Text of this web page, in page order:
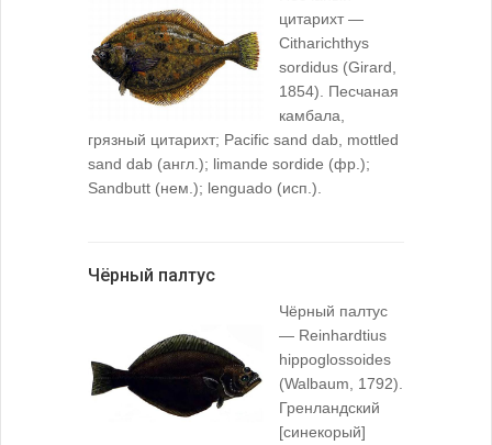
цитарихт —
Citharichthys
sordidus (Girard,
1854). Песчаная
камбала,
грязный цитарихт; Pacific sand dab, mottled
sand dab (англ.); limande sordide (фр.);
Sandbutt (нем.); lenguado (исп.).
Чёрный палтус
Чёрный палтус
— Reinhardtius
hippoglossoides
(Walbaum, 1792).
Гренландский
[синекорый]